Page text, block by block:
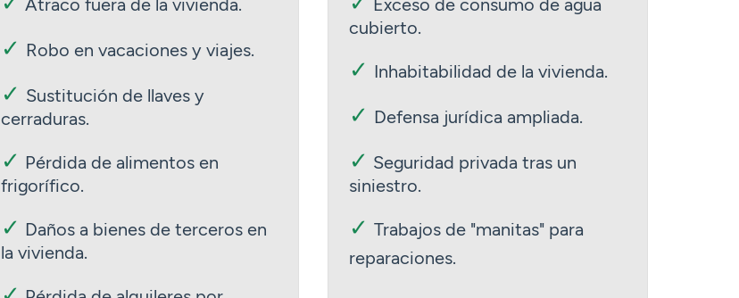
✓ Robo en vacaciones y viajes.
✓ Sustitución de llaves y
cerraduras.
✓ Pérdida de alimentos en
frigorífico.
✓ Daños a bienes de terceros en
la vivienda.
cubierto.
✓ Inhabitabilidad de la vivienda.
✓ Defensa jurídica ampliada.
✓ Seguridad privada tras un
siniestro.
✓Trabajos de "manitas" para
reparaciones.